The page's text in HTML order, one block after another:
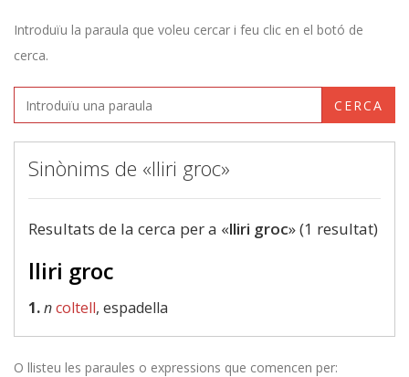
Introduïu la paraula que voleu cercar i feu clic en el botó de
cerca.
CERCA
Sinònims de «lliri groc»
Resultats de la cerca per a «lliri groc» (1 resultat)
lliri groc
1.ncoltell, espadella
O llisteu les paraules o expressions que comencen per: